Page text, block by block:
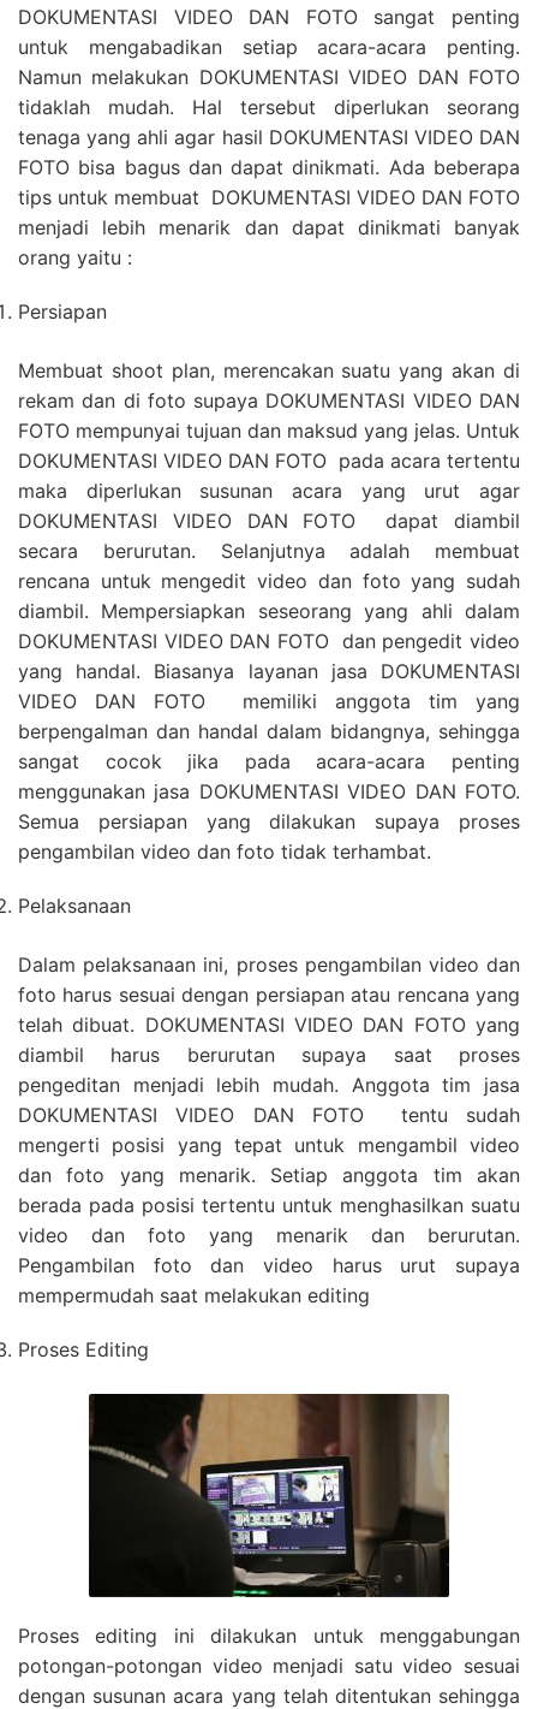
DOKUMENTASI VIDEO DAN FOTO sangat penting
untuk mengabadikan setiap acara-acara penting.
Namun melakukan DOKUMENTASI VIDEO DAN FOTO
tidaklah mudah. Hal tersebut diperlukan seorang
tenaga yang ahli agar hasil DOKUMENTASI VIDEO DAN
FOTO bisa bagus dan dapat dinikmati. Ada beberapa
tips untuk membuat DOKUMENTASI VIDEO DAN FOTO
menjadi lebih menarik dan dapat dinikmati banyak
orang yaitu :
Persiapan
Membuat shoot plan, merencakan suatu yang akan di
rekam dan di foto supaya DOKUMENTASI VIDEO DAN
FOTO mempunyai tujuan dan maksud yang jelas. Untuk
DOKUMENTASI VIDEO DAN FOTO pada acara tertentu
maka diperlukan susunan acara yang urut agar
DOKUMENTASI VIDEO DAN FOTO dapat diambil
secara berurutan. Selanjutnya adalah membuat
rencana untuk mengedit video dan foto yang sudah
diambil. Mempersiapkan seseorang yang ahli dalam
DOKUMENTASI VIDEO DAN FOTO dan pengedit video
yang handal. Biasanya layanan jasa DOKUMENTASI
VIDEO DAN FOTO memiliki anggota tim yang
berpengalman dan handal dalam bidangnya, sehingga
sangat cocok jika pada acara-acara penting
menggunakan jasa DOKUMENTASI VIDEO DAN FOTO.
Semua persiapan yang dilakukan supaya proses
pengambilan video dan foto tidak terhambat.
Pelaksanaan
Dalam pelaksanaan ini, proses pengambilan video dan
foto harus sesuai dengan persiapan atau rencana yang
telah dibuat. DOKUMENTASI VIDEO DAN FOTO yang
diambil harus berurutan supaya saat proses
pengeditan menjadi lebih mudah. Anggota tim jasa
DOKUMENTASI VIDEO DAN FOTO tentu sudah
mengerti posisi yang tepat untuk mengambil video
dan foto yang menarik. Setiap anggota tim akan
berada pada posisi tertentu untuk menghasilkan suatu
video dan foto yang menarik dan berurutan.
Pengambilan foto dan video harus urut supaya
mempermudah saat melakukan editing
Proses Editing
Proses editing ini dilakukan untuk menggabungan
potongan-potongan video menjadi satu video sesuai
dengan susunan acara yang telah ditentukan sehingga